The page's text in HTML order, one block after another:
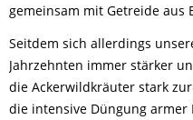
gemeinsam mit Getreide aus
Seitdem sich allerdings
Jahrzehnten immer stärker
die Ackerwildkräuter stark
die intensive Düngung armer